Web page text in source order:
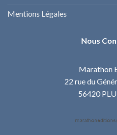
Mentions Légales
Nous
Marathon
22 rue du
56420